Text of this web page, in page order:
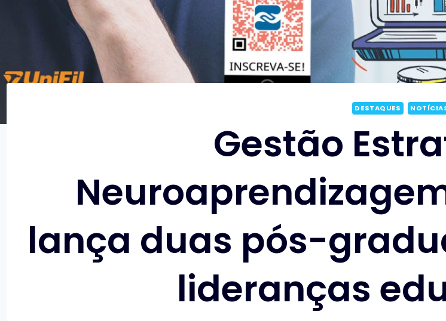
DESTAQUES
Gestão
lança duas pós-
lideranças